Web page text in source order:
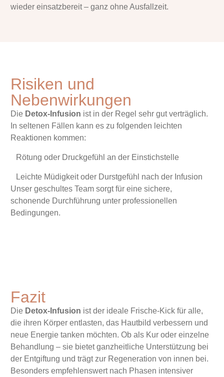
wieder einsatzbereit – ganz ohne Ausfallzeit.
Risiken und
Nebenwirkungen
Die Detox-Infusion ist in der Regel sehr gut verträglich.
In seltenen Fällen kann es zu folgenden leichten
Reaktionen kommen:
Rötung oder Druckgefühl an der Einstichstelle
Leichte Müdigkeit oder Durstgefühl nach der Infusion
Unser geschultes Team sorgt für eine sichere,
schonende Durchführung unter professionellen
Bedingungen.
Fazit
Die Detox-Infusion ist der ideale Frische-Kick für alle,
die ihren Körper entlasten, das Hautbild verbessern und
neue Energie tanken möchten. Ob als Kur oder einzelne
Behandlung – sie bietet ganzheitliche Unterstützung bei
der Entgiftung und trägt zur Regeneration von innen bei.
Besonders empfehlenswert nach Phasen intensiver